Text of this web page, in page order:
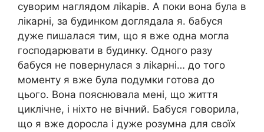
суворим наглядом ліkарів. А поки вона була в
лікарні, за будинком доглядала я. бабуся
дуже пишалася тим, що я вже одна могла
господарювати в будинку. Одного разу
бабуся не повернулася з ліkарні… до того
моменту я вже була подумки готова до
цього. Вона пояснювала мені, що життя
циклічне, і ніхто не вічний. Бабуся говорила,
що я вже доросла і дуже розумна для своїх